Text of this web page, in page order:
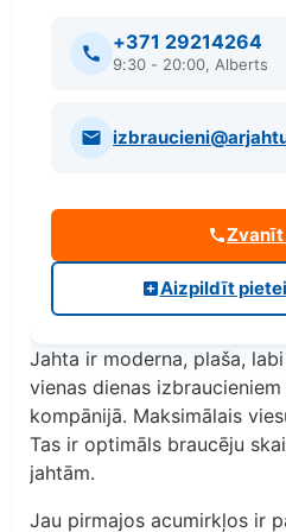
+371 29214264
9:30 - 20:00, Alberts
Aizpildīt
Jahta ir moderna, plaša,
vienas dienas
kompānijā. Maksimālais
Tas ir optimāls braucēju
jahtām.
Jau pirmajos acumirkļos ir